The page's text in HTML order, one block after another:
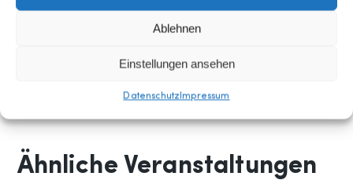
Ablehnen
Einstellungen ansehen
DatenschutzImpressum
Begrenzte Besucherzahl
Möglichkeit, die Ausstellung „Sytse van
der Zee“ zu besichtigen.“
Ähnliche Veranstaltungen